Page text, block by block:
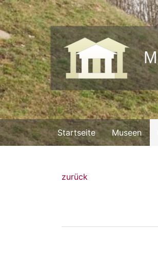
Startseite Museen
zurück